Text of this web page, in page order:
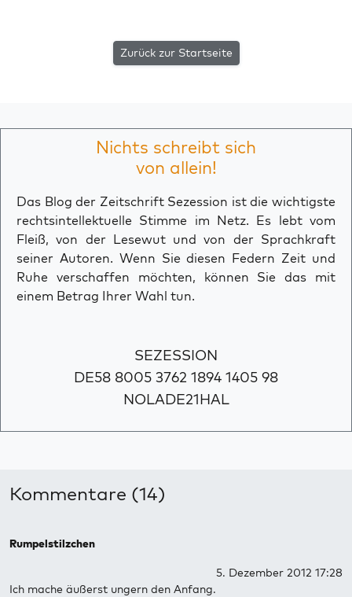
Zurück zur Startseite
Nichts schreibt sich
von allein!
Das Blog der Zeitschrift Sezession ist die wichtigste
rechtsintellektuelle Stimme im Netz. Es lebt vom
Fleiß, von der Lesewut und von der Sprachkraft
seiner Autoren. Wenn Sie diesen Federn Zeit und
Ruhe verschaffen möchten, können Sie das mit
einem Betrag Ihrer Wahl tun.
SEZESSION
DE58 8005 3762 1894 1405 98
NOLADE21HAL
Kommentare (14)
Rumpelstilzchen
5. Dezember 2012 17:28
Ich mache äußerst ungern den Anfang.